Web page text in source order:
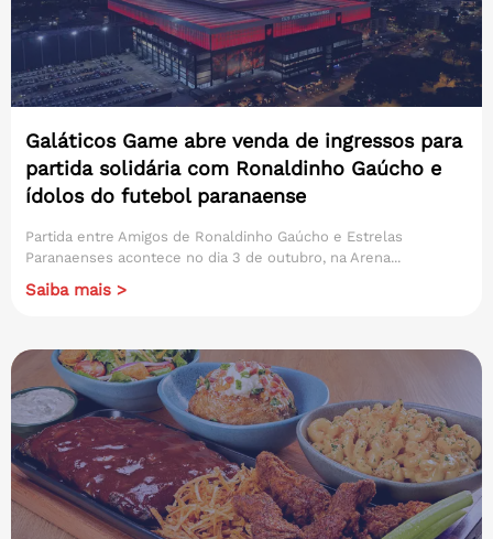
Galáticos Game abre venda de ingressos para
partida solidária com Ronaldinho Gaúcho e
ídolos do futebol paranaense
Partida entre Amigos de Ronaldinho Gaúcho e Estrelas
Paranaenses acontece no dia 3 de outubro, na Arena...
Saiba mais >